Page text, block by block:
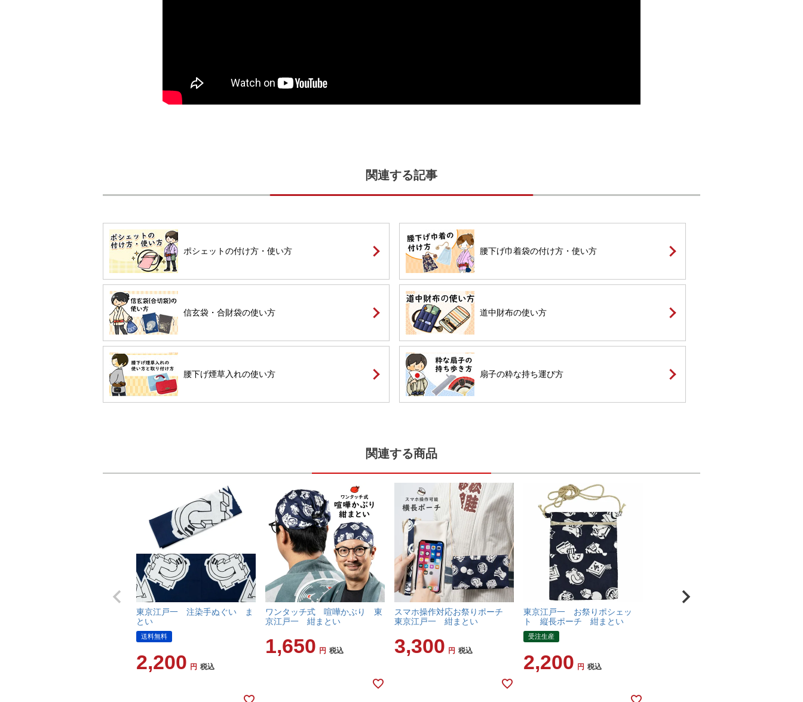
ポシェットの付け方・使い方 腰下げ巾着袋の付け方・使い方
信玄袋・合財袋の使い方 道中財布の使い方
腰下げ煙草入れの使い方 扇子の粋な持ち運び方
関連する商品
東京江戸一 注染手ぬぐい ま
とい
送料無料
2,200 税込
ワンタッチ式 喧嘩かぶり 東
京江戸一 紺まとい
1,650 税込
スマホ操作対応お祭りポーチ
東京江戸一 紺まとい
3,300 税込
東京江戸一 お祭りポシェッ
ト 縦長ポーチ 紺まとい
受注生産
2,200 税込